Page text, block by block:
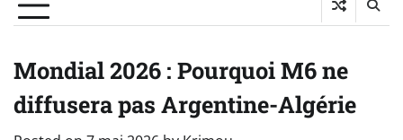
Mondial 2026 : Pourquoi M6 ne
diffusera pas Argentine-Algérie